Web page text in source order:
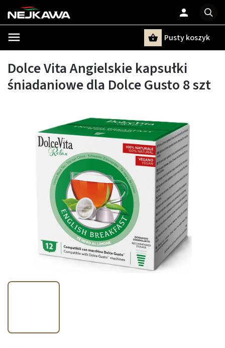
Pusty koszyk
Dolce Vita Angielskie kapsułki
śniadaniowe dla Dolce Gusto 8 szt